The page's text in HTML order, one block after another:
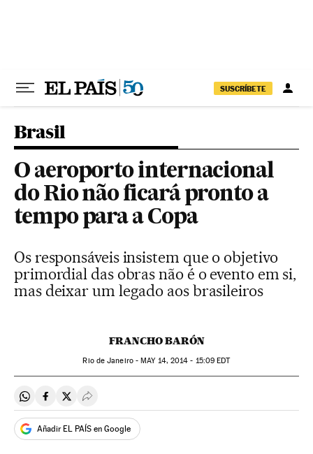
SUSCRÍBETE
Brasil
O aeroporto internacional
do Rio não ficará pronto a
tempo para a Copa
Os responsáveis insistem que o objetivo
primordial das obras não é o evento em si,
mas deixar um legado aos brasileiros
FRANCHO BARÓN
Rio de Janeiro -MAY14, 2014 - 15:09 EDT
Compartir en Whatsapp
Compartir en Facebook
Compartir en Twitter
Desplegar Redes Sociales
Añadir EL PAÍS en Google